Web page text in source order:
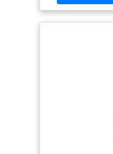
qui
des
intérieur en